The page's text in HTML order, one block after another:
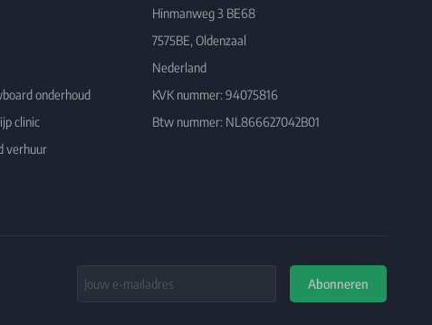
onderhoud
clinic
verhuur
Hinmanweg 3 BE68
7575BE, Oldenzaal
Nederland
KVK nummer: 94075816
Btw nummer: NL866627042B01
Email Address Abonneren